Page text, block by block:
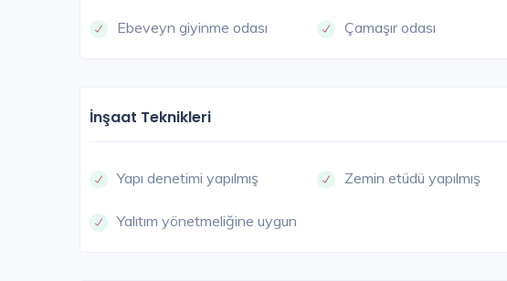
Ebeveyn giyinme odası Çamaşır odası
İnşaat Teknikleri
Yapı denetimi yapılmış Zemin etüdü yapılmış
Yalıtım yönetmeliğine uygun